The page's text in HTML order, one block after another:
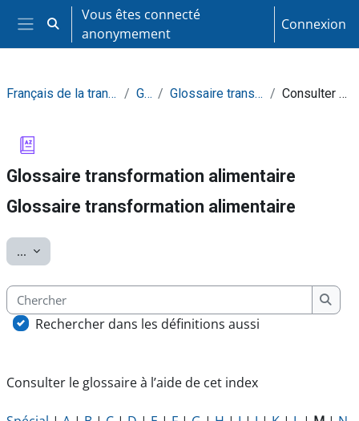
Passer au contenu principal
Panneau latéral
Activer/désactiver la saisie de recherche
Vous êtes connecté
anonymement
Connexion
Français de la transformation alimentaire Général Glossaire transformation alimentaire Consulter alphabétiquement
Glossaire transformation alimentaire
Glossaire transformation alimentaire
... Exporter des articles
Chercher
Rechercher dans les définitions aussi
Consulter le glossaire à l’aide de cet index